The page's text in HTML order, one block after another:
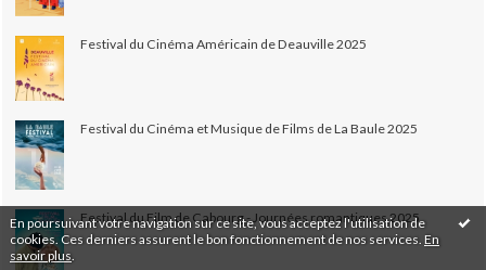
En poursuivant votre navigation sur ce site, vous acceptez l'utilisation de
cookies. Ces derniers assurent le bon fonctionnement de nos services. En
savoir plus
Festival du Cinéma Américain de Deauville 2025
Festival du Cinéma et Musique de Films de La Baule 2025
Festival du Film de Cabourg - Journées romantiques 2025